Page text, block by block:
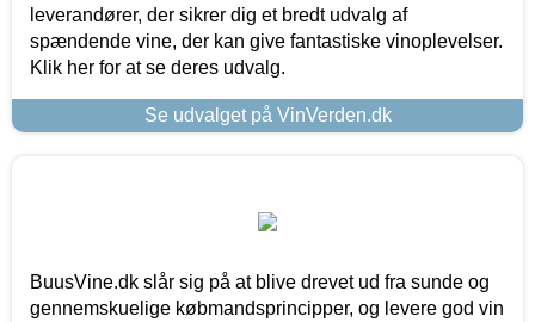
leverandører, der sikrer dig et bredt udvalg af
spændende vine, der kan give fantastiske vinoplevelser.
Klik her for at se deres udvalg.
Se udvalget på VinVerden.dk
BuusVine.dk slår sig på at blive drevet ud fra sunde og
gennemskuelige købmandsprincipper, og levere god vin